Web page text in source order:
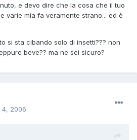
e devo dire che la cosa che il tuo
varie mia fa veramente strano... ed è
si sta cibando solo di insetti??? non
beve?? ma ne sei sicuro?
4, 2006